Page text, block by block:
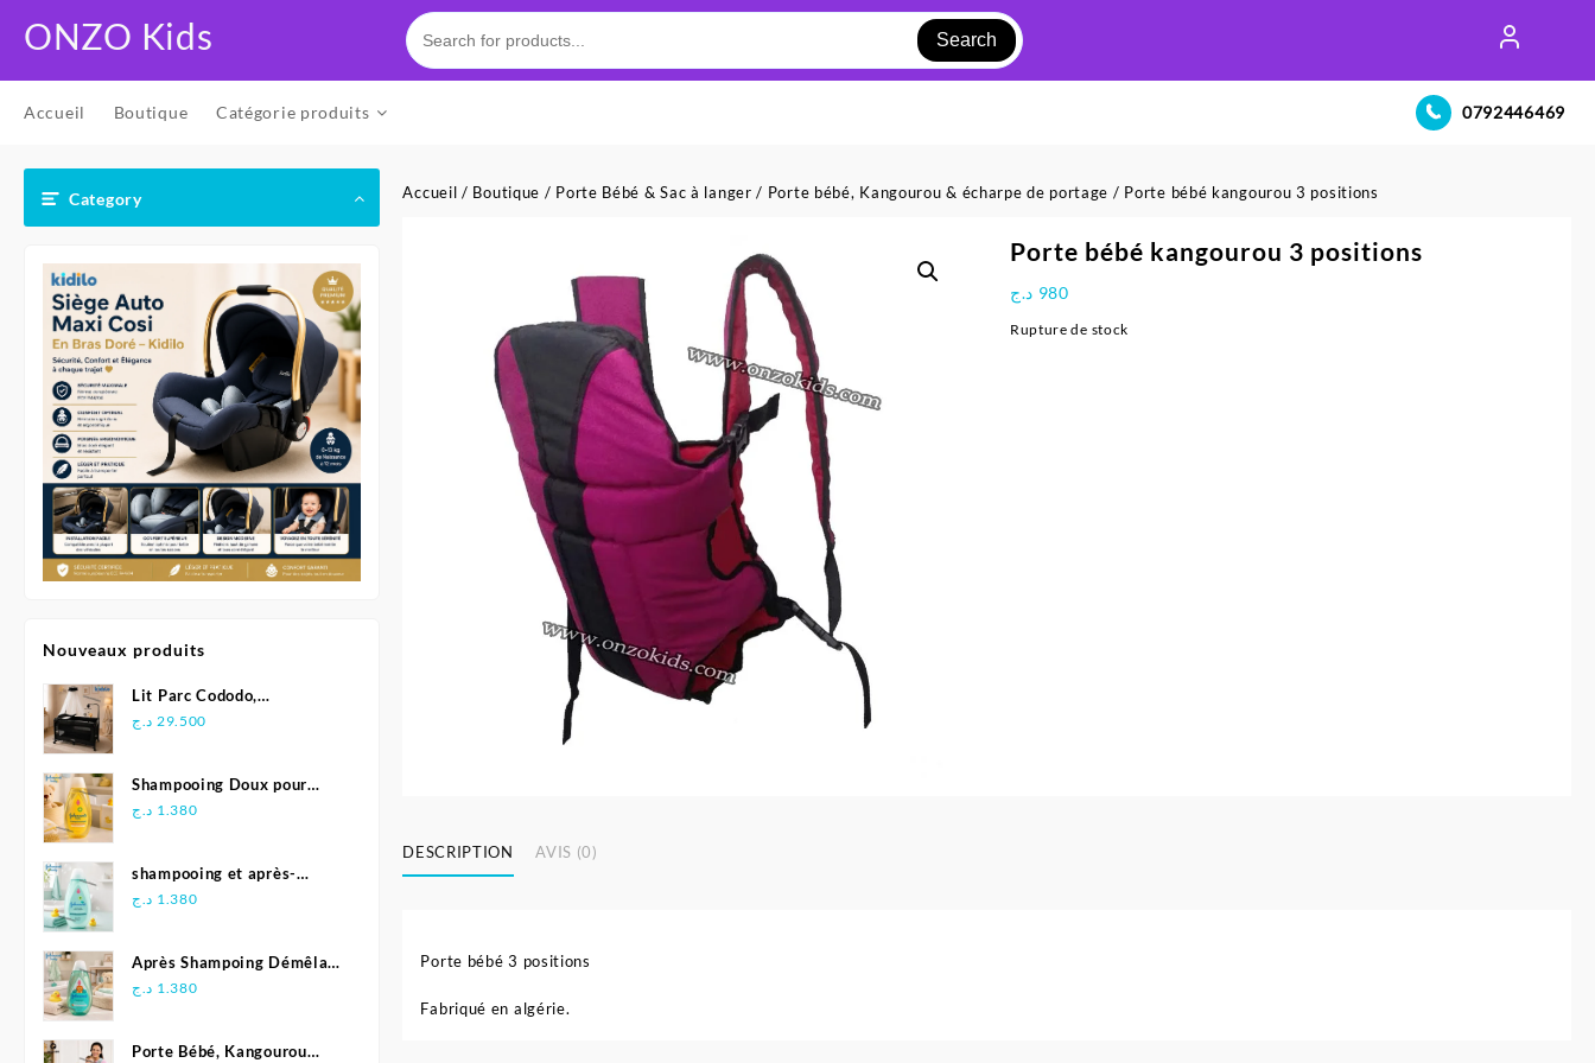
ONZO Kids Search
Accueil Boutique Catégorie produits 0792446469
Category
Nouveaux produits
Lit Parc Cododo,
Multifonction - Kidilo
29.500 د.ج
Shampooing Doux pour
Bébé 500 ml - Johnson's
1.380 د.ج
shampooing et après-
shampoing 2en1 Soft &
1.380 د.ج
Après Shampoing Démêlant
pour bébé - Johnson'S Baby
1.380 د.ج
Porte Bébé, Kangourou
Accueil / Boutique / Porte Bébé & Sac à langer / Porte bébé, Kangourou & écharpe de portage / Porte bébé kangourou 3 positions
Porte bébé kangourou 3 positions
980 د.ج
Rupture de stock
DESCRIPTION AVIS (0)
Porte bébé 3 positions
Fabriqué en algérie.